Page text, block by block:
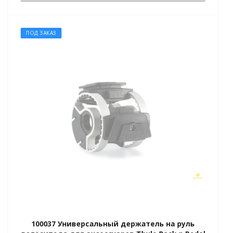
ПОД ЗАКАЗ
100037 Универсальный держатель на руль